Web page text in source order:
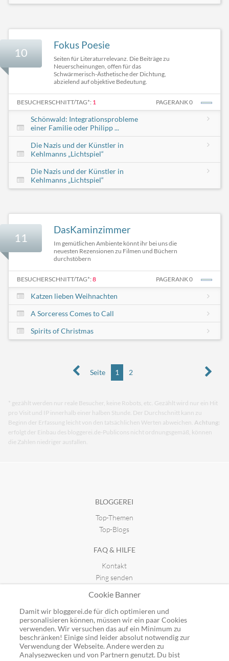
10
Fokus Poesie
Seiten für Literaturrelevanz. Die Beiträge zu
Neuerscheinungen, offen für das
Schwärmerisch-Ästhetische der Dichtung,
abzielend auf objektive Bedeutung.
BESUCHERSCHNITT/TAG*: 1 PAGERANK 0
Schönwald: Integrationsprobleme
einer Familie oder Philipp ...
Die Nazis und der Künstler in
Kehlmanns „Lichtspiel“
Die Nazis und der Künstler in
Kehlmanns „Lichtspiel“
11
DasKaminzimmer
Im gemütlichen Ambiente könnt ihr bei uns die
neuesten Rezensionen zu Filmen und Büchern
durchstöbern
BESUCHERSCHNITT/TAG*: 8 PAGERANK 0
Katzen lieben Weihnachten
A Sorceress Comes to Call
Spirits of Christmas
Seite 1 2
* gezählt werden nur reale Besucher, keine Robots, etc. Gezählt wird nur ein Hit
pro Visit und IP innerhalb einer halben Stunde. Der Durchschnitt kann zu
Beginn der Erfassung leicht von den tatsächlichen Werten abweichen. Achtung:
erfolgt der Einbau des bloggerei.de-Publicons nicht ordnungsgemäß, können
die Zahlen niedriger ausfallen.
BLOGGEREI
Top-Themen
Top-Blogs
FAQ & HILFE
Kontakt
Ping senden
GUTSCHEINE
Top-Gutscheine
Alle Shops
Cookie Banner
Damit wir bloggerei.de für dich optimieren und
personalisieren können, müssen wir ein paar Cookies
verwenden. Wir versuchen das auf ein Minimum zu
beschränken! Einige sind leider absolut notwendig zur
Verwendung der Webseite. Andere werden zu
Analysezwecken und von Partnern genutzt. Du bist